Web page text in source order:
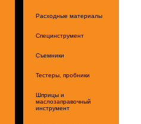
Расходные материалы
Специнструмент
Съемники
Тестеры, пробники
Шприцы и
маслозаправочный
инструмент